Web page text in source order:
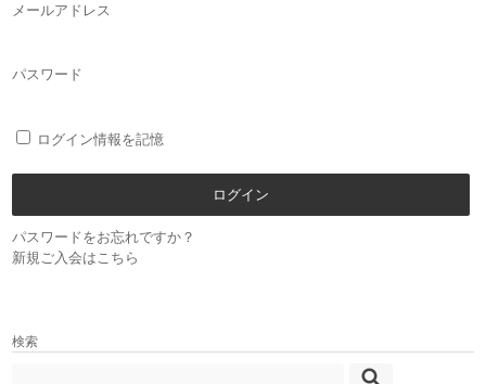
メールアドレス
パスワード
ログイン情報を記憶
パスワードをお忘れですか？
新規ご入会はこちら
検索